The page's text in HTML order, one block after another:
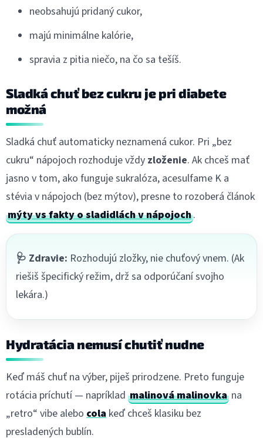
neobsahujú pridaný cukor,
majú minimálne kalórie,
spravia z pitia niečo, na čo sa tešíš.
Sladká chuť bez cukru je pri diabete
možná
Sladká chuť automaticky neznamená cukor. Pri „bez
cukru“ nápojoch rozhoduje vždy zloženie. Ak chceš mať
jasno v tom, ako funguje sukralóza, acesulfame K a
stévia v nápojoch (bez mýtov), presne to rozoberá článok
mýty vs fakty o sladidlách v nápojoch.
🩺 Zdravie: Rozhodujú zložky, nie chuťový vnem. (Ak
riešiš špecifický režim, drž sa odporúčaní svojho
lekára.)
Hydratácia nemusí chutiť nudne
Keď máš chuť na výber, piješ prirodzene. Preto funguje
rotácia príchutí — napríklad malinová malinovka na
„retro“ vibe alebo cola keď chceš klasiku bez
presladených bublín.